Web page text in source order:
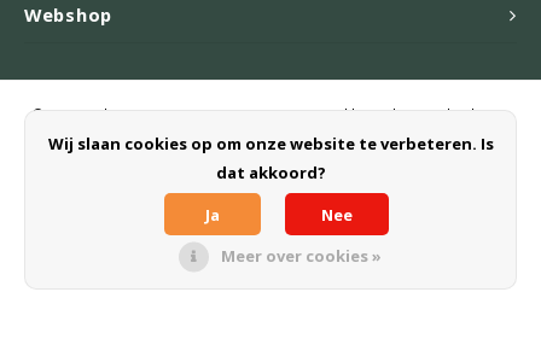
Webshop
© Copyright 2026 Green Sweet B.V. - Powered byLightspeed- Theme
Shopmonkey
Wij slaan cookies op om onze website te verbeteren. Is
dat akkoord?
Ja
Nee
Meer over cookies »